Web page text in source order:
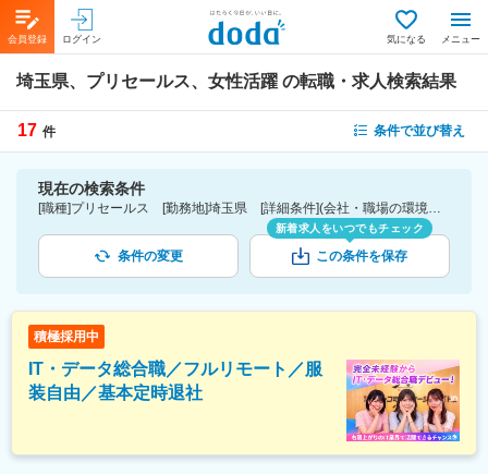
会員登録 ログイン 気になる メニュー
埼玉県、プリセールス、女性活躍 の転職・求人検索結果
17 件 条件で並び替え
現在の検索条件
[職種]プリセールス [勤務地]埼玉県 [詳細条件](会社・職場の環境)女性活躍
条件の変更
新着求人をいつでもチェック
この条件を保存
積極採用中
IT・データ総合職／フルリモート／服
装自由／基本定時退社